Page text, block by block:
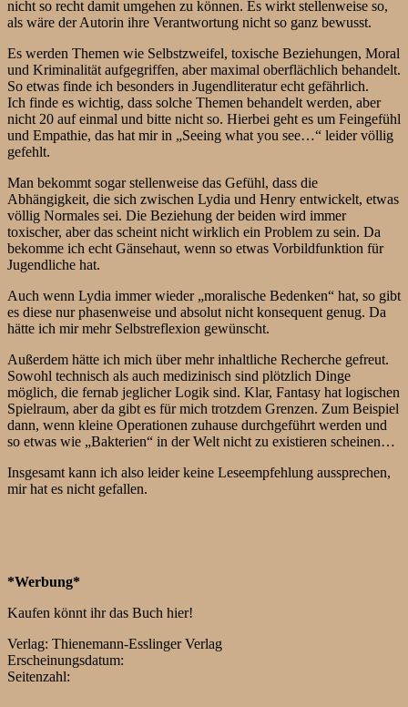
nicht so recht damit umgehen zu können. Es wirkt stellenweise so,
als wäre der Autorin ihre Verantwortung nicht so ganz bewusst.
Es werden Themen wie Selbstzweifel, toxische Beziehungen, Moral
und Kriminalität aufgegriffen, aber maximal oberflächlich behandelt.
So etwas finde ich besonders in Jugendliteratur echt gefährlich.
Ich finde es wichtig, dass solche Themen behandelt werden, aber
nicht 20 auf einmal und bitte nicht so. Hierbei geht es um Feingefühl
und Empathie, das hat mir in „Seeing what you see…“ leider völlig
gefehlt.
Man bekommt sogar stellenweise das Gefühl, dass die
Abhängigkeit, die sich zwischen Lydia und Henry entwickelt, etwas
völlig Normales sei. Die Beziehung der beiden wird immer
toxischer, aber das scheint nicht wirklich ein Problem zu sein. Da
bekomme ich echt Gänsehaut, wenn so etwas Vorbildfunktion für
Jugendliche hat.
Auch wenn Lydia immer wieder „moralische Bedenken“ hat, so gibt
es diese nur phasenweise und absolut nicht konsequent genug. Da
hätte ich mir mehr Selbstreflexion gewünscht.
Außerdem hätte ich mich über mehr inhaltliche Recherche gefreut.
Sowohl technisch als auch medizinisch sind plötzlich Dinge
möglich, die fernab jeglicher Logik sind. Klar, Fantasy hat logischen
Spielraum, aber da gibt es für mich trotzdem Grenzen. Zum Beispiel
dann, wenn kleine Operationen zuhause durchgeführt werden und
so etwas wie „Bakterien“ in der Welt nicht zu existieren scheinen…
Insgesamt kann ich also leider keine Leseempfehlung aussprechen,
mir hat es nicht gefallen.
*Werbung*
Kaufen könnt ihr das Buch hier!
Verlag: Thienemann-Esslinger Verlag
Erscheinungsdatum:
Seitenzahl: